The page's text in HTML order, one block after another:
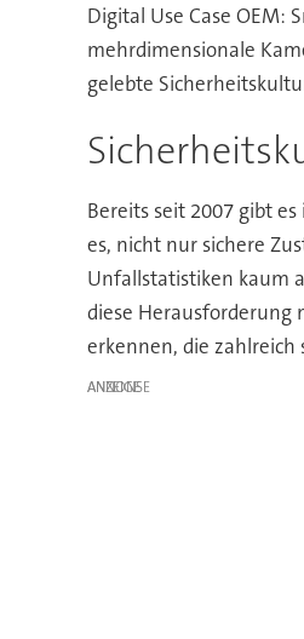
Digital Use Case OEM:
mehrdimensionale
gelebte
Bereits seit 2007 gibt
es, nicht nur sichere
Unfallstatistiken kaum
diese Herausforderung
erkennen, die zahlreich
ANZEIGE